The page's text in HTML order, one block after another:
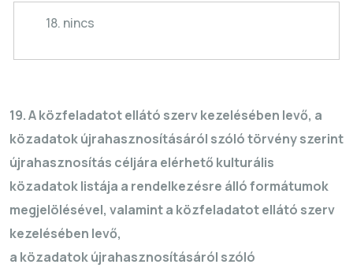
18. nincs
19. A közfeladatot ellátó szerv kezelésében levő, a
közadatokújrahasznosításáról szóló törvény szerint
újrahasznosítás céljára elérhető kulturális
közadatok listája a rendelkezésre álló formátumok
megjelölésével, valamint a közfeladatot ellátó szerv
kezelésében levő,
a közadatokújrahasznosításáról szóló